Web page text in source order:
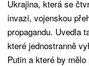
Ukrajina, která se
invazi, vojenskou
propagandu. Uvedla
které jednostranně
Putin a které by